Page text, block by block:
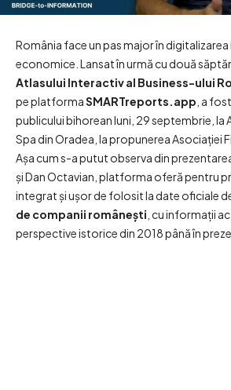
România face un pas major în
economice. Lansat în urmă cu două
Atlasului Interactiv al Business-ului
pe platformaSMARTreports.app , a
publicului bihorean luni, 29 septembrie, la
Spa din Oradea, la propunerea Asociației
Așa cum s-a putut observa din
și Dan Octavian, platforma oferă pentru
integrat și ușor de folosit la date oficiale
de companii românești , cu informații
perspective istorice din 2018 până în